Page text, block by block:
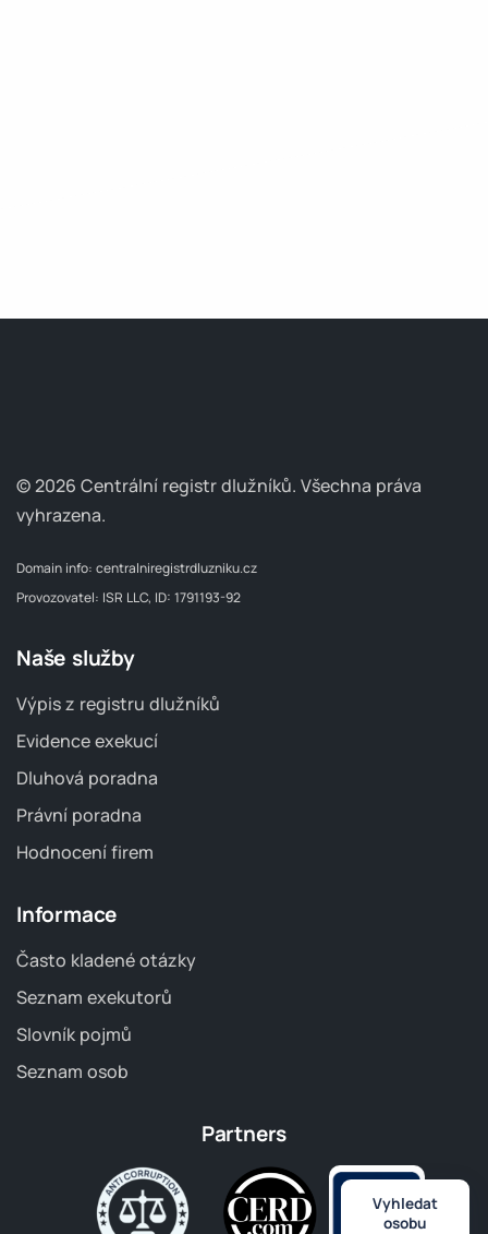
© 2026 Centrální registr dlužníků. Všechna práva
vyhrazena.
Domain info: centralniregistrdluzniku.cz
Provozovatel: ISR LLC, ID: 1791193-92
Naše služby
Výpis z registru dlužníků
Evidence exekucí
Dluhová poradna
Právní poradna
Hodnocení firem
Informace
Často kladené otázky
Seznam exekutorů
Slovník pojmů
Seznam osob
Partners
Vyhledat
osobu